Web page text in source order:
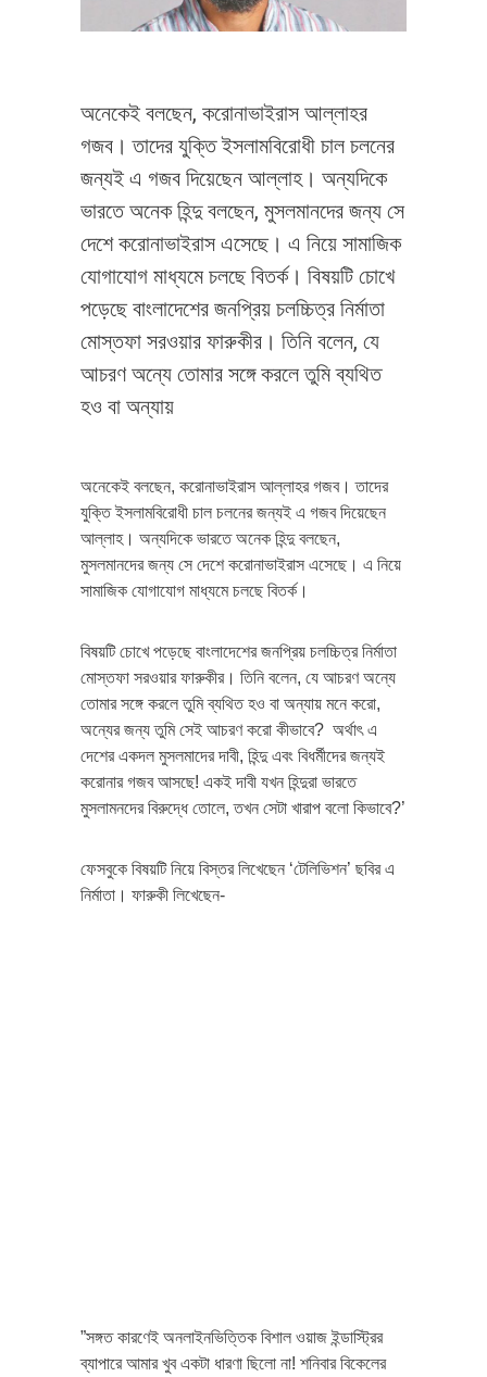
অনেকেই বলছেন, করোনাভাইরাস আল্লাহর
গজব। তাদের যুক্তি ইসলামবিরোধী চাল চলনের
জন্যই এ গজব দিয়েছেন আল্লাহ। অন্যদিকে
ভারতে অনেক হিন্দু বলছেন, মুসলমানদের জন্য সে
দেশে করোনাভাইরাস এসেছে। এ নিয়ে সামাজিক
যোগাযোগ মাধ্যমে চলছে বিতর্ক। বিষয়টি চোখে
পড়েছে বাংলাদেশের জনপ্রিয় চলচ্চিত্র নির্মাতা
মোস্তফা সরওয়ার ফারুকীর। তিনি বলেন‌, যে
আচরণ অন্যে তোমার সঙ্গে করলে তুমি ব্যথিত
হও বা অন্যায়
অনেকেই বলছেন, করোনাভাইরাস আল্লাহর গজব। তাদের
যুক্তি ইসলামবিরোধী চাল চলনের জন্যই এ গজব দিয়েছেন
আল্লাহ। অন্যদিকে ভারতে অনেক হিন্দু বলছেন,
মুসলমানদের জন্য সে দেশে করোনাভাইরাস এসেছে। এ নিয়ে
সামাজিক যোগাযোগ মাধ্যমে চলছে বিতর্ক।
বিষয়টি চোখে পড়েছে বাংলাদেশের জনপ্রিয় চলচ্চিত্র নির্মাতা
মোস্তফা সরওয়ার ফারুকীর। তিনি বলেন‌, যে আচরণ অন্যে
তোমার সঙ্গে করলে তুমি ব্যথিত হও বা অন্যায় মনে করো,
অন্যের জন্য তুমি সেই আচরণ করো কীভাবে? অর্থাৎ এ
দেশের একদল মুসলমাদের দাবী, হিন্দু এবং বিধর্মীদের জন্যই
করোনার গজব আসছে! একই দাবী যখন হিন্দুরা ভারতে
মুসলামনদের বিরুদ্ধে তোলে, তখন সেটা খারাপ বলো কিভাবে?’
ফেসবুকে বিষয়টি নিয়ে বিস্তর লিখেছেন ‘টেলিভিশন’ ছবির এ
নির্মাতা। ফারুকী লিখেছেন-
”সঙ্গত কারণেই অনলাইনভিত্তিক বিশাল ওয়াজ ইন্ডাস্ট্রির
ব্যাপারে আমার খুব একটা ধারণা ছিলো না! শনিবার বিকেলের